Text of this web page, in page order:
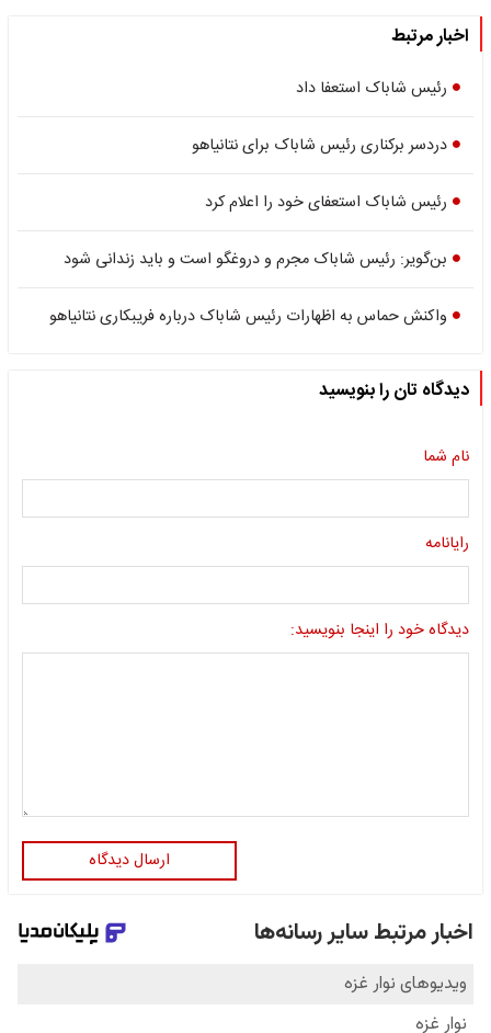
اخبار مرتبط
رئیس شاباک استعفا داد
دردسر برکناری رئیس شاباک برای نتانیاهو
رئیس شاباک استعفای خود را اعلام کرد
بن‌گویر: رئیس شاباک مجرم و دروغگو است و باید زندانی شود
واکنش حماس به اظهارات رئیس شاباک درباره فریبکاری نتانیاهو
دیدگاه تان را بنویسید
نام شما
رایانامه
دیدگاه خود را اینجا بنویسید:
ارسال دیدگاه